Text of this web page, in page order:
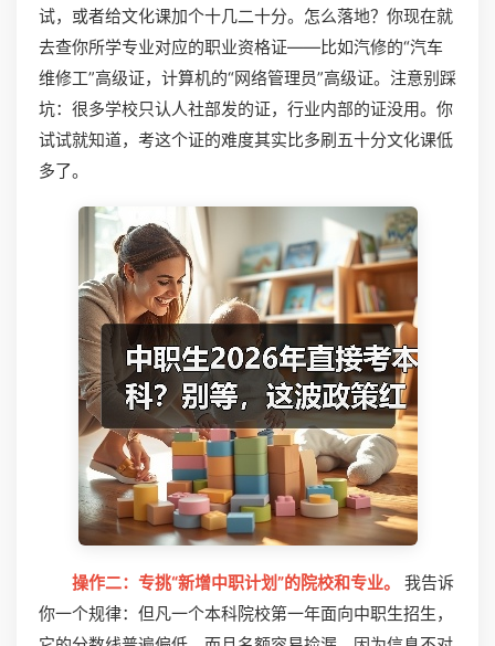
试，或者给文化课加个十几二十分。怎么落地？你现在就
去查你所学专业对应的职业资格证——比如汽修的“汽车
维修工”高级证，计算机的“网络管理员”高级证。注意别踩
坑：很多学校只认人社部发的证，行业内部的证没用。你
试试就知道，考这个证的难度其实比多刷五十分文化课低
多了。
操作二：专挑“新增中职计划”的院校和专业。
我告诉
你一个规律：但凡一个本科院校第一年面向中职生招生，